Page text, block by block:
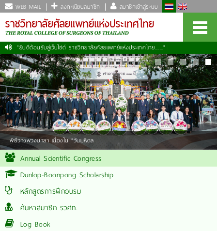
WEB MAIL ลงทะเบียนสมาชิก สมาชิกเข้าสู่ระบบ
"ยินดีต้อนรับสู่เว็บไซต์ ราชวิทยาลัยศัลยแพทย์แห่งประเทศไทย......."
พิธีวางพวงมาลา เนื่องใน “วันมหิดล
Annual Scientific Congress
Dunlop-Boonpong Scholarship
หลักสูตรการฝึกอบรม
ค้นหาสมาชิก รวศท.
Log Book